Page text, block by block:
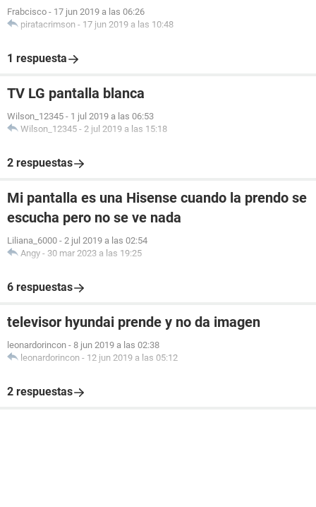
Frabcisco - 17 jun 2019 a las 06:26
piratacrimson - 17 jun 2019 a las 10:48
1 respuesta
TV LG pantalla blanca
Wilson_12345 - 1 jul 2019 a las 06:53
Wilson_12345 - 2 jul 2019 a las 15:18
2 respuestas
Mi pantalla es una Hisense cuando la prendo se
escucha pero no se ve nada
Liliana_6000 - 2 jul 2019 a las 02:54
Angy - 30 mar 2023 a las 19:25
6 respuestas
televisor hyundai prende y no da imagen
leonardorincon - 8 jun 2019 a las 02:38
leonardorincon - 12 jun 2019 a las 05:12
2 respuestas